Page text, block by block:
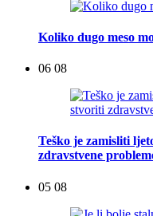
Koliko dugo meso
06 08
Teško je zamisliti
zdravstvene
05 08